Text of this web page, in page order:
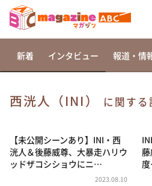
相席食堂
これ余談なんですけど・・・
～人生密着トークバラエテ
新着 インタビュー 報道・情
西洸人（INI） に関する
【未公開シーンあり】INI・西
洸人＆後藤威尊、大暴走ハリウ
ッドザコシショウにニ…
2023.08.10